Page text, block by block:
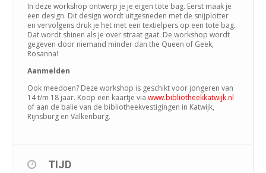
In deze workshop ontwerp je je eigen tote bag. Eerst maak je
een design. Dit design wordt uitgesneden met de snijplotter
en vervolgens druk je het met een textielpers op een tote bag.
Dat wordt shinen als je over straat gaat. De workshop wordt
gegeven door niemand minder dan the Queen of Geek,
Rosanna!
Aanmelden
Ook meedoen? Deze workshop is geschikt voor jongeren van
14 t/m 18 jaar. Koop een kaartje via www.bibliotheekkatwijk.nl
of aan de balie van de bibliotheekvestigingen in Katwijk,
Rijnsburg en Valkenburg.
TIJD